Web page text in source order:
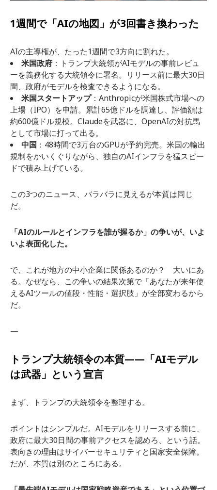
1週間で「AIの地図」が3回書き換わった
AIの主導権が、たった1週間で3方向に割れた。
米国政府：トランプ大統領がAIモデルの事前レビュ
ーを義務化する大統領令に署名。リリース前に最大30日
間、政府がモデルを検査できるようになる。
米国スタートアップ：Anthropicが米国株式市場への
上場（IPO）を申請。累計65億ドルを調達し、評価額は
約600億ドル規模。Claudeを武器に、OpenAIの対抗馬
として市場に打って出る。
中国 ：48時間で3万台のGPUが予約完売。米国の輸出
規制をかいくぐりながら、独自のAIインフラを猛スピー
ドで積み上げている。
この3つのニュース、バラバラに見えるが本質は同じ
だ。
「AIのルールとインフラを誰が握るか」の争いが、いよ
いよ表面化した。
で、これが地方の中小企業に関係あるのか？ 大いにあ
る。なぜなら、この争いの結果次第で「あなたが来年使
えるAIツールの値段・性能・選択肢」が全部変わるから
だ。
—
トランプ大統領令の本質——「AIモデル
は武器」という宣言
まず、トランプの大統領令を整理する。
ポイントはシンプルだ。AIモデルをリリースする前に、
政府に最大30日間の事前アクセスを認めろ、という話。
表向きの理由はサイバーセキュリティと国家安全保障。
だが、本質は別のところにある。